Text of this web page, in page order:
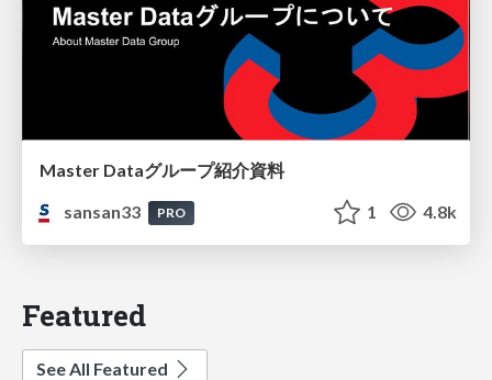
Master Dataグループ紹介資料
sansan33
PRO 1 4.8k
Featured
See All Featured